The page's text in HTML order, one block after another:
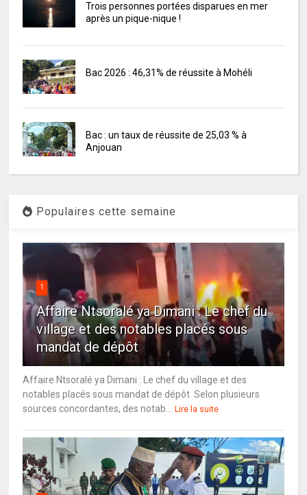
Trois personnes portées disparues en mer
après un pique-nique !
Bac 2026 : 46,31% de réussite à Mohéli
Bac : un taux de réussite de 25,03 % à
Anjouan
Populaires cette semaine
1
Affaire Ntsoralé ya Dimani : Le chef du
village et des notables placés sous
mandat de dépôt
Affaire Ntsoralé ya Dimani : Le chef du village et des
notables placés sous mandat de dépôt Selon plusieurs
sources concordantes, des notab... Lire la suite